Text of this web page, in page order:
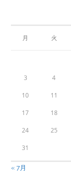
月 火
3 4
10 11
17 18
24 25
31
« 7月